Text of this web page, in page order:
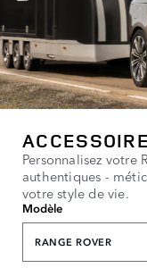
Personnalisez votre
authentiques -
votre style de vie.
Modèle
RANGE ROVER